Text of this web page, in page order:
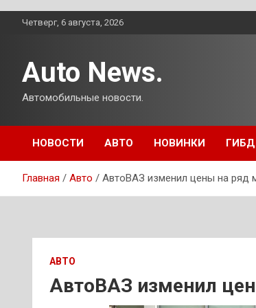
ПерейтиЧетверг, 6 августа, 2026
Auto News.
Автомобильные новости.
НОВОСТИ АВТО НОВИНКИ
Главная Авто АвтоВАЗ изменил цены на ряд
АВТО
АвтоВАЗ изменил